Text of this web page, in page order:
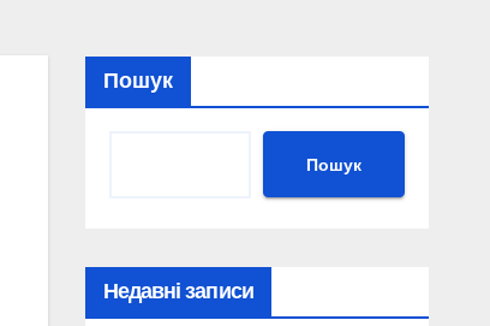
Пошук
Пошук
Недавні записи